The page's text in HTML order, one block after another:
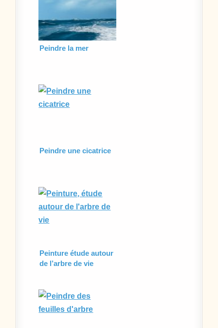
Peindre la mer
Peindre une cicatrice
Peinture étude autour
de l’arbre de vie